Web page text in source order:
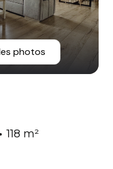
photos
118 m²